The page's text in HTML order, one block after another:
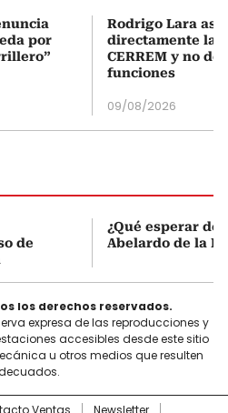
por
Rodrigo Lara
directamente la
CERREM y no
funciones
09/08/2026
de
¿Qué esperar de
Abelardo de la
los derechos reservados.
expresa de las reproducciones y
accesibles desde este sitio
u otros medios que resulten